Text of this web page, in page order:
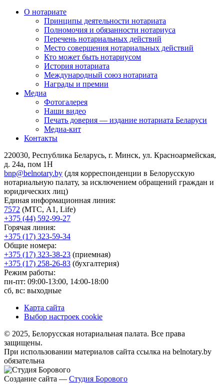
О нотариате
Принципы деятельности нотариата
Полномочия и обязанности нотариуса
Перечень нотариальных действий
Место совершения нотариальных действий
Кто может быть нотариусом
История нотариата
Международный союз нотариата
Награды и премии
Медиа
Фотогалерея
Наши видео
Печать доверия — издание нотариата Беларуси
Медиа-кит
Контакты
220030, Республика Беларусь, г. Минск, ул. Красноармейская,
д. 24а, пом 1Н
bnp@belnotary.by (для корреспонденции в Белорусскую
нотариальную палату, за исключением обращений граждан и
юридических лиц)
Единая информационная линия:
7572 (МТС, A1, Life)
+375 (44) 592-99-27
Горячая линия:
+375 (17) 323-59-34
Общие номера:
+375 (17) 323-38-23 (приемная)
+375 (17) 258-26-83 (бухгалтерия)
Режим работы:
пн-пт: 09:00-13:00, 14:00-18:00
сб, вс: выходные
Карта сайта
Выбор настроек cookie
© 2025, Белорусская нотариальная палата. Все права
защищены.
При использовании материалов сайта ссылка на belnotary.by
обязательна
Создание сайта — Студия Борового